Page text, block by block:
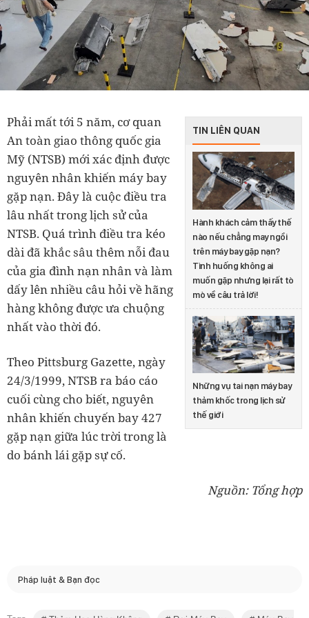
TIN LIÊN QUAN
Hành khách cảm thấy thế
nào nếu chẳng may ngồi
trên máy bay gặp nạn?
Tình huống không ai
muốn gặp nhưng lại rất tò
mò về câu trả lời!
Những vụ tai nạn máy bay
thảm khốc trong lịch sử
thế giới
Phải mất tới 5 năm, cơ quan
An toàn giao thông quốc gia
Mỹ (NTSB) mới xác định được
nguyên nhân khiến máy bay
gặp nạn. Đây là cuộc điều tra
lâu nhất trong lịch sử của
NTSB. Quá trình điều tra kéo
dài đã khắc sâu thêm nỗi đau
của gia đình nạn nhân và làm
dấy lên nhiều câu hỏi về hãng
hàng không được ưa chuộng
nhất vào thời đó.
Theo Pittsburg Gazette, ngày
24/3/1999, NTSB ra báo cáo
cuối cùng cho biết, nguyên
nhân khiến chuyến bay 427
gặp nạn giữa lúc trời trong là
do bánh lái gặp sự cố.
Nguồn: Tổng hợp
Pháp luật & Bạn đọc